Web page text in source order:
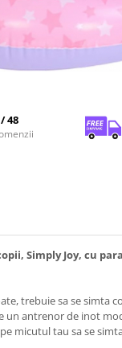
48
Simply Joy, cu
trebuie sa se simta
un antrenor de inot
micutul tau sa se